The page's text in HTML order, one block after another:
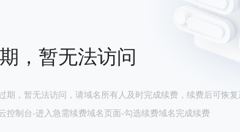
，暂无法访问
期，暂无法访问，请域名所有人及时完成续费，续费后可恢复
控制台-进入急需续费域名页面-勾选续费域名完成续费